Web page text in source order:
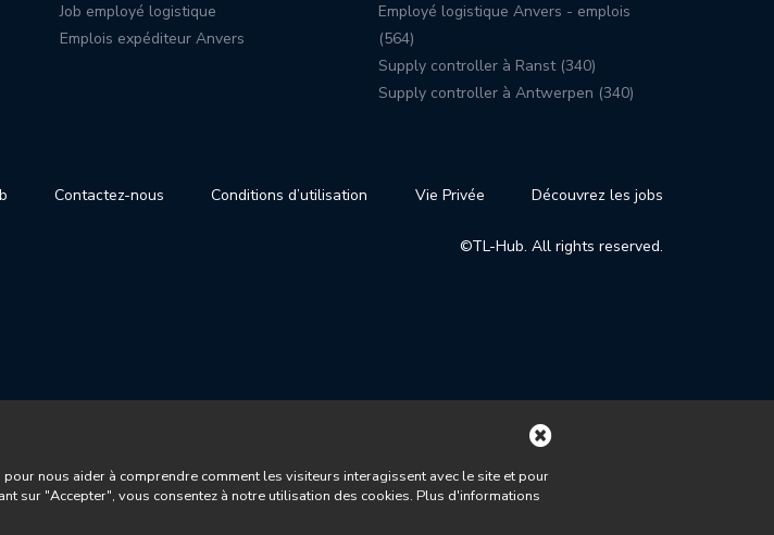
Job employé logistique
Emplois expéditeur Anvers
Employé logistique Anvers - emplois
(564)
Supply controller à Ranst (340)
Supply controller à Antwerpen (340)
Contactez-nous Conditions d’utilisation Vie Privée Découvrez les jobs
©TL-Hub. All rights reserved.
nous aider à comprendre comment les visiteurs interagissent avec le site et pour
sur "Accepter", vous consentez à notre utilisation des cookies. Plus d'informations